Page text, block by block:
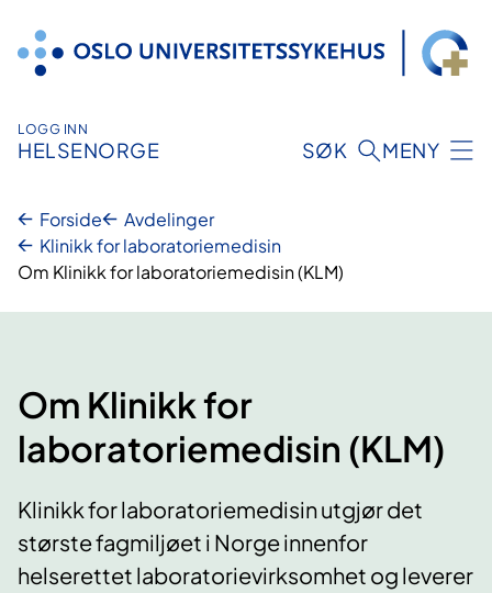
innhold
LOGG INN
HELSENORGE SØK MENY
Forside
Avdelinger
Klinikk for laboratoriemedisin
Om Klinikk for laboratoriemedisin (KLM)
Om Klinikk for
laboratoriemedisin (KLM)
Klinikk for laboratoriemedisin utgjør det
største fagmiljøet i Norge innenfor
helserettet laboratorievirksomhet og leverer